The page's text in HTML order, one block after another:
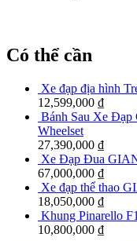
Có thể cần
Xe đạp địa hình
12,599,000 ₫
Bánh Sau Xe Đạp
Wheelset
27,390,000 ₫
Xe Đạp Đua
67,000,000 ₫
Xe đạp thể thao
18,050,000 ₫
Khung Pinarello
10,800,000 ₫